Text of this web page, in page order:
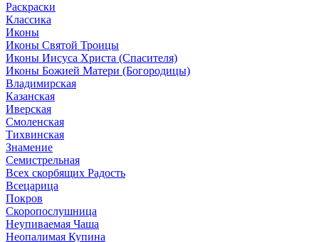
Раскраски
Классика
Иконы
Иконы Святой Троицы
Иконы Иисуса Христа (Спасителя)
Иконы Божией Матери (Богородицы)
Владимирская
Казанская
Иверская
Смоленская
Тихвинская
Знамение
Семистрельная
Всех скорбящих Радость
Всецарица
Покров
Скоропослушница
Неупиваемая Чаша
Неопалимая Купина